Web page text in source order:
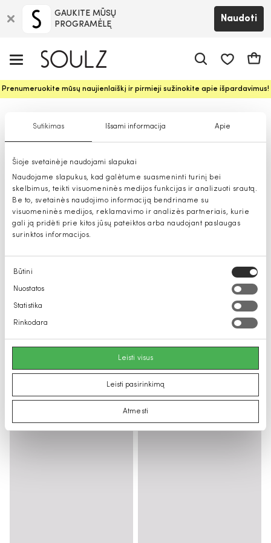
Sutikimas Išsami informacija Apie
Šioje svetainėje naudojami slapukai
Naudojame slapukus, kad galėtume suasmeninti turinį bei
skelbimus, teikti visuomeninės medijos funkcijas ir analizuoti srautą.
Be to, svetainės naudojimo informaciją bendriname su
visuomeninės medijos, reklamavimo ir analizės partneriais, kurie
gali ją pridėti prie kitos jūsų pateiktos arba naudojant paslaugas
surinktos informacijos.
Sutikimo
pasirinkimas
Būtini
Nuostatos
Statistika
Rinkodara
Leisti visus
Leisti pasirinkimą
Atmesti
GAUKITE MŪSŲ
PROGRAMĖLĘ
Naudoti
Prenumeruokite mūsų naujienlaiškį ir pirmieji sužinokite apie išpardavimus!
Moteriški džemperiai